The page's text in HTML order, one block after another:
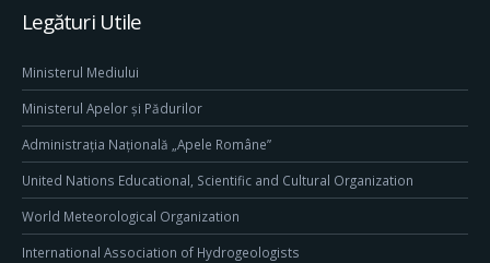
Legături Utile
Ministerul Mediului
Ministerul Apelor și Pădurilor
Administrația Națională „Apele Române”
United Nations Educational, Scientific and Cultural Organization
World Meteorological Organization
International Association of Hydrogeologists